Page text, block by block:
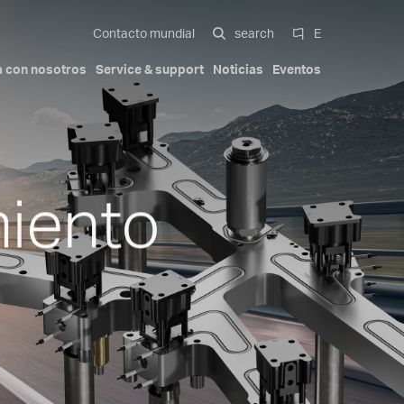
Contacto mundial search E
Italiano
English
Deutsch
Español
con
a más
systems
multi-cavity
Exterior del automóvil
Movilidad
Beauty & Personal Care
Nuestra historia
Trademarks
Certificaciones
Patents
con nosotros Service & support Noticias Eventos